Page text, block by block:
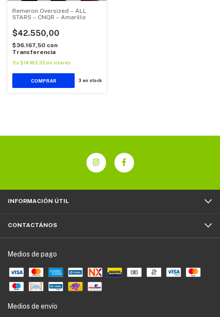
Remeron Oversized – ALL
STARS – CNQR – Amarillo
$42.550,00
$36.167,50 con
Transferencia
3x $14.183,33 sin interés
COMPRAR 3 en stock
INFORMACIÓN ÚTIL
CONTACTÁNOS
Medios de pago
Medios de envío